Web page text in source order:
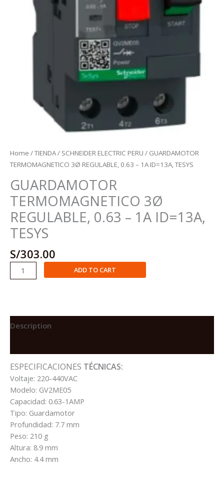
Home /TIENDA/ SCHNEIDER ELECTRIC PERU / GUARDAMOTOR
TERMOMAGNETICO 3Ø REGULABLE, 0.63 – 1A ID=13A, TESYS
GUARDAMOTOR
TERMOMAGNETICO 3Ø
REGULABLE, 0.63 – 1A ID=13A,
TESYS
S/303.00
GUARDAMOTOR
TERMOMAGNETICO
-
quantity
ADD TO CART
Description
ESPECIFICACIONES TÉCNICAS:
Voltaje: 220-440VAC
Modelo: GV2ME05
Capacidad: 0.63-1AMP
Tipo: Guardamotor
Profundidad: 7.7 mm
Peso: 210 g
Altura: 8.9 mm
Ancho: 4.4 mm